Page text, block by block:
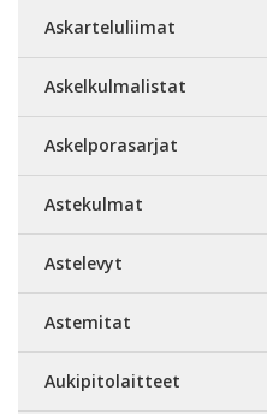
Askarteluliimat
Askelkulmalistat
Askelporasarjat
Astekulmat
Astelevyt
Astemitat
Aukipitolaitteet